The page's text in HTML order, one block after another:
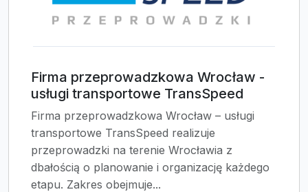
Firma przeprowadzkowa Wrocław -
usługi transportowe TransSpeed
Firma przeprowadzkowa Wrocław – usługi
transportowe TransSpeed realizuje
przeprowadzki na terenie Wrocławia z
dbałością o planowanie i organizację każdego
etapu. Zakres obejmuje...